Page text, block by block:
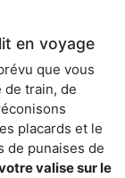
en voyage
que vous
de train, de
placards et le
de punaises de
valise sur le